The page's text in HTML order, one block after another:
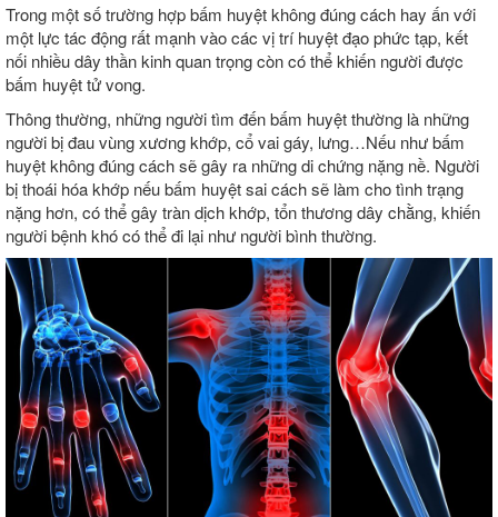
Trong một số trường hợp bấm huyệt không đúng cách hay ấn với
một lực tác động rất mạnh vào các vị trí huyệt đạo phức tạp, kết
nối nhiều dây thần kinh quan trọng còn có thể khiến người được
bấm huyệt tử vong.
Thông thường, những người tìm đến bấm huyệt thường là những
người bị đau vùng xương khớp, cổ vai gáy, lưng…Nếu như bấm
huyệt không đúng cách sẽ gây ra những di chứng nặng nề. Người
bị thoái hóa khớp nếu bấm huyệt sai cách sẽ làm cho tình trạng
nặng hơn, có thể gây tràn dịch khớp, tổn thương dây chằng, khiến
người bệnh khó có thể đi lại như người bình thường.